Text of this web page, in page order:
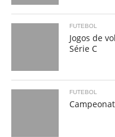
FUTEBOL
Jogos de
Série C
FUTEBOL